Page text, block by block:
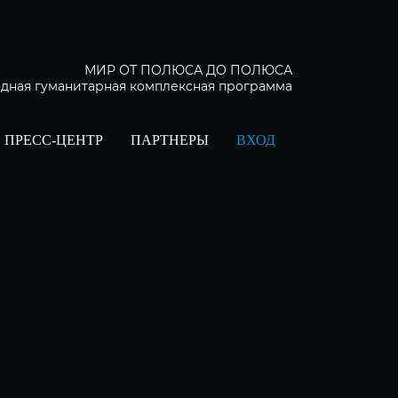
МИР ОТ ПОЛЮСА ДО ПОЛЮСА
гуманитарная комплексная программа
ПРЕСС-ЦЕНТР ПАРТНЕРЫ ВХОД